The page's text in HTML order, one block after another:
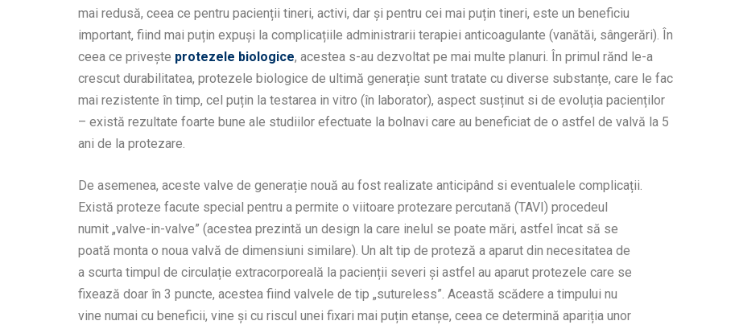
mai redusă, ceea ce pentru pacienții tineri, activi, dar și pentru cei mai puțin tineri, este un beneficiu
important, fiind mai puțin expuși la complicațiile administrarii terapiei anticoagulante (vanătăi, sângerări). În
ceea ce privește protezele biologice, acestea s-au dezvoltat pe mai multe planuri. În primul rănd le-a
crescut durabilitatea, protezele biologice de ultimă generație sunt tratate cu diverse substanțe, care le fac
mai rezistente în timp, cel puțin la testarea in vitro (în laborator), aspect susținut si de evoluția pacienților
– există rezultate foarte bune ale studiilor efectuate la bolnavi care au beneficiat de o astfel de valvă la 5
ani de la protezare.
De asemenea, aceste valve de generație nouă au fost realizate anticipând si eventualele complicații.
Există proteze facute special pentru a permite o viitoare protezare percutană (TAVI) procedeul
numit „valve-in-valve” (acestea prezintă un design la care inelul se poate mări, astfel încat să se
poată monta o noua valvă de dimensiuni similare). Un alt tip de proteză a aparut din necesitatea de
a scurta timpul de circulație extracorporeală la pacienții severi și astfel au aparut protezele care se
fixează doar în 3 puncte, acestea fiind valvele de tip „sutureless”. Această scădere a timpului nu
vine numai cu beneficii, vine și cu riscul unei fixari mai puțin etanșe, ceea ce determină apariția unor